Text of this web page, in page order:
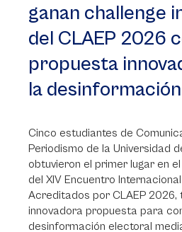
ganan challenge
del CLAEP 2026
propuesta
la desinformación
Cinco estudiantes de
Periodismo de la Universidad
obtuvieron el primer lugar en
del XIV Encuentro
Acreditados por CLAEP
innovadora propuesta para
desinformación electoral